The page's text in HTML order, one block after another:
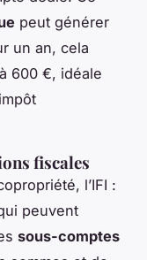
peut générer
un an, cela
600 €, idéale
fiscales
l’IFI :
peuvent
sous-comptes